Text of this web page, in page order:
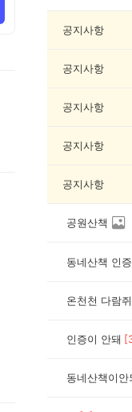
제
글
공지사항
공지사항
공지사항
공지사항
공지사항
공원산책
동네산책 인증
온천천 다람쥐
인증이 안돼 [
동네산책이안